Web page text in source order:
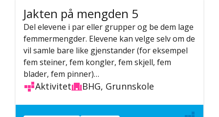
Jakten på mengden 5
Del elevene i par eller grupper og be dem lage
femmermengder. Elevene kan velge selv om de
vil samle bare like gjenstander (for eksempel
fem steiner, fem kongler, fem skjell, fem
blader, fem pinner)…
Aktivitet BHG, Grunnskole